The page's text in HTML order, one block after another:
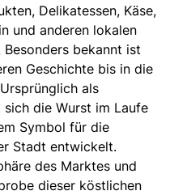
Delikatessen, Käse,
und anderen lokalen
bekannt ist
Geschichte bis in die
als
die Wurst im Laufe
Symbol für die
Stadt entwickelt.
des Marktes und
dieser köstlichen